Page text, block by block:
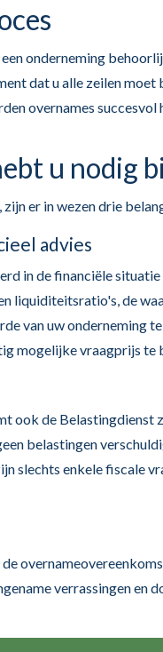
onderneming
dat u alle zeilen
overnames
u nodig
er in wezen drie
advies
in de financiële
liquiditeitsratio's, de
van uw onderneming
mogelijke vraagprijs te
ook de Belastingdienst
belastingen
slechts enkele fiscale
verrassingen en